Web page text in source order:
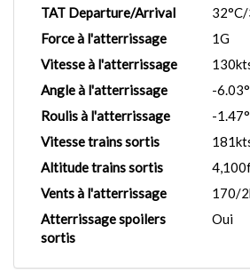
TAT Departure/Arrival
Force à l'atterrissage
1G
Vitesse à l'atterrissage
Angle à l'atterrissage
-6.03°
Roulis à l'atterrissage
-1.47°
Vitesse trains sortis
Altitude trains sortis
Vents à l'atterrissage
170/
Atterrissage spoilers
sortis
Oui